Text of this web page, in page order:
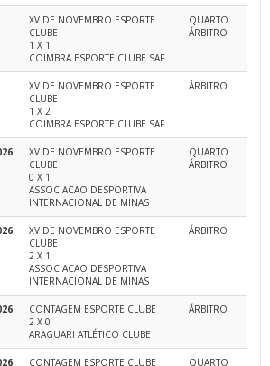
XV DE NOVEMBRO ESPORTE
CLUBE
1 X 1
COIMBRA ESPORTE CLUBE SAF
QUARTO
ÁRBITRO
XV DE NOVEMBRO ESPORTE
CLUBE
1 X 2
COIMBRA ESPORTE CLUBE SAF
ÁRBITRO
XV DE NOVEMBRO ESPORTE
CLUBE
0 X 1
ASSOCIACAO DESPORTIVA
INTERNACIONAL DE MINAS
QUARTO
ÁRBITRO
XV DE NOVEMBRO ESPORTE
CLUBE
2 X 1
ASSOCIACAO DESPORTIVA
INTERNACIONAL DE MINAS
ÁRBITRO
CONTAGEM ESPORTE CLUBE
2 X 0
ARAGUARI ATLÉTICO CLUBE
ÁRBITRO
CONTAGEM ESPORTE CLUBE
QUARTO